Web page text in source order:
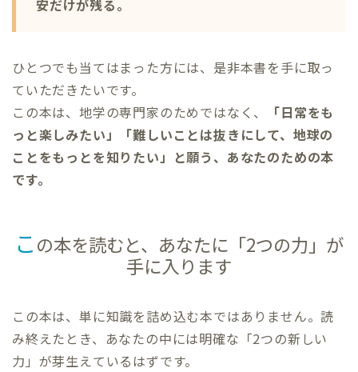
安だけが残る。
ひとつでも当てはまった方には、是非本書を手に取っ
ていただきたいです。
この本は、地学の専門家のためではなく、
「日常をも
っと楽しみたい」「難しいことは抜きにして、地球の
ことをもっとを知りたい」と願う、あなたのための本
です。
この本を読むと、あなたに「2つの力」が
手に入ります
この本は、単に知識を詰め込む本ではありません。読
み終えたとき、あなたの中には明確な「2つの新しい
力」が芽生えているはずです。